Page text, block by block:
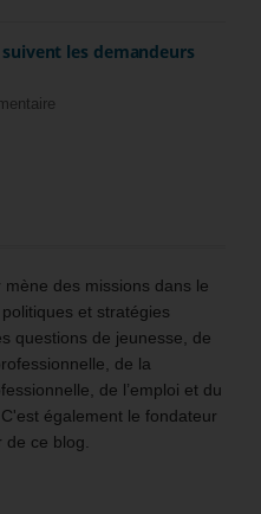
les demandeurs
mène des missions dans le
et stratégies
questions de jeunesse, de
de la
de l’emploi et du
également le fondateur
ce blog.